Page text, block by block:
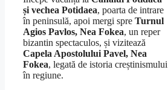
și vechea Potidaea, poarta de intrare
în peninsulă, apoi mergi spre Turnul
Agios Pavlos, Nea Fokea, un reper
bizantin spectaculos, și vizitează
Capela Apostolului Pavel, Nea
Fokea, legată de istoria creștinismului
în regiune.